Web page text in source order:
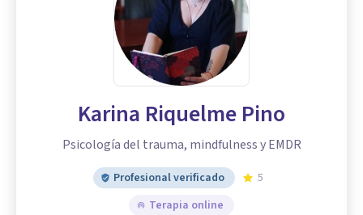
Karina Riquelme Pino
Psicología del trauma, mindfulness y EMDR
Profesional verificado
5
Terapia online